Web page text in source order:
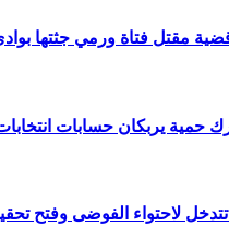
يربكان حسابات انتخابات
لاحتواء الفوضى وفتح